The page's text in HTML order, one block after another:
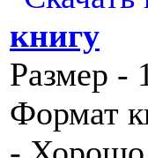
книгу
Размер -
Формат